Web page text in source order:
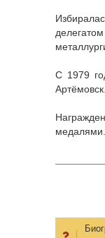
С 1979
медалями.